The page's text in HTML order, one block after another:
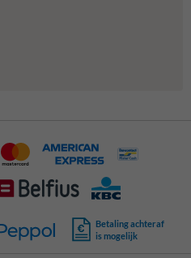
Betaling achteraf
is mogelijk